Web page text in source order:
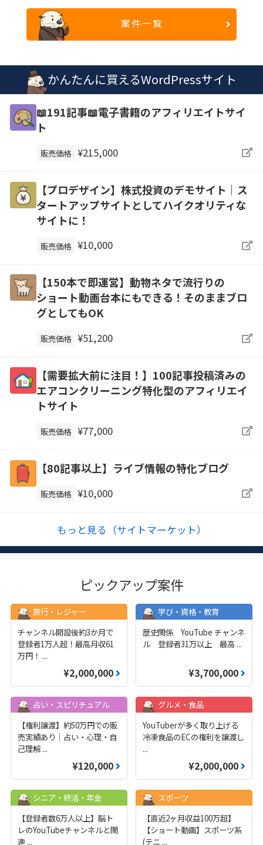
案件一覧
かんたんに買えるWordPressサイト
📖191記事📖電子書籍のアフィリエイトサイ
ト
販売価格 ¥215,000
【プロデザイン】株式投資のデモサイト｜ス
タートアップサイトとしてハイクオリティな
サイトに！
販売価格 ¥10,000
【150本で即運営】動物ネタで流行りの
ショート動画台本にもできる！そのままブロ
グとしてもOK
販売価格 ¥51,200
【需要拡大前に注目！】100記事投稿済みの
エアコンクリーニング特化型のアフィリエイ
トサイト
販売価格 ¥77,000
【80記事以上】ライブ情報の特化ブログ
販売価格 ¥10,000
もっと見る（サイトマーケット）
ピックアップ案件
旅行・レジャー
チャンネル開設後約3か月で
登録者1万人超！最高月収61
万円！ ...
¥2,000,000
学び・資格・教育
歴史関係 YouTube チャンネ
ル 登録者31万以上 最高 ...
¥3,700,000
占い・スピリチュアル
【権利譲渡】約50万円での販
売実績あり｜占い・心理・自
己理解...
¥120,000
グルメ・食品
YouTuberが多く取り上げる
冷凍食品のECの権利を譲渡し
...
¥2,000,000
シニア・終活・年金
【登録者数6万人以上】脳ト
レのYouTubeチャンネルと関
連 ...
スポーツ
【直近2ヶ月収益100万超】
【ショート動画】スポーツ系
(テニ ...